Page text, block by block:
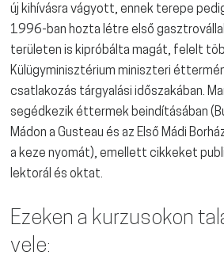
új kihívásra vágyott, ennek terepe
1996-ban hozta létre első
területen is kipróbálta magát, felelt
Külügyminisztérium miniszteri
csatlakozás tárgyalási időszakában.
segédkezik éttermek beindításában
Mádon a Gusteau és az Első Mádi
a keze nyomát), emellett cikkeket
lektorál és oktat.
Ezeken a kurzusokon
vele: